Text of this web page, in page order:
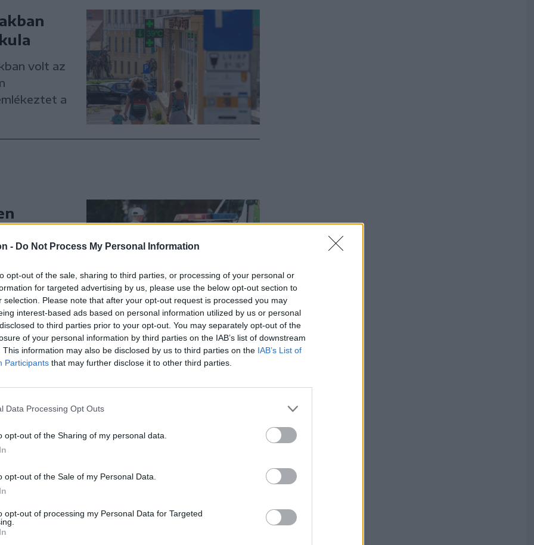
- Do Not Process My Personal Information
opt-out of the sale, sharing to third parties, or processing of your personal or
for targeted advertising by us, please use the below opt-out section to
selection. Please note that after your opt-out request is processed you may
interest-based ads based on personal information utilized by us or personal
to third parties prior to your opt-out. You may separately opt-out of the
of your personal information by third parties on the IAB’s list of downstream
This information may also be disclosed by us to third parties on the IAB’s List of
Participants that may further disclose it to other third parties.
Data Processing Opt Outs
opt-out of the Sharing of my personal data.
opt-out of the Sale of my Personal Data.
opt-out of processing my Personal Data for Targeted
volt az
a
lejes
egy
és több